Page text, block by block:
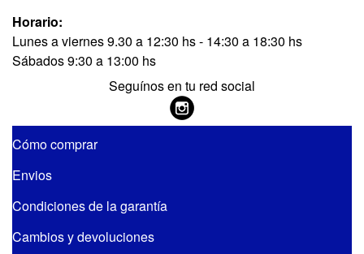
Horario:
Lunes a viernes 9.30 a 12:30 hs - 14:30 a 18:30 hs
Sábados 9:30 a 13:00 hs
Seguínos en tu red social
Cómo comprar
Envios
Condiciones de la garantía
Cambios y devoluciones